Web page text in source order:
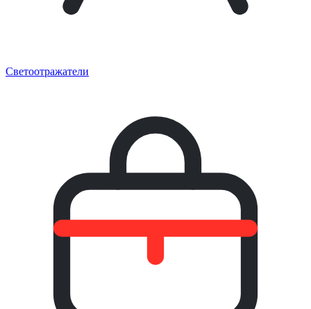
Светоотражатели